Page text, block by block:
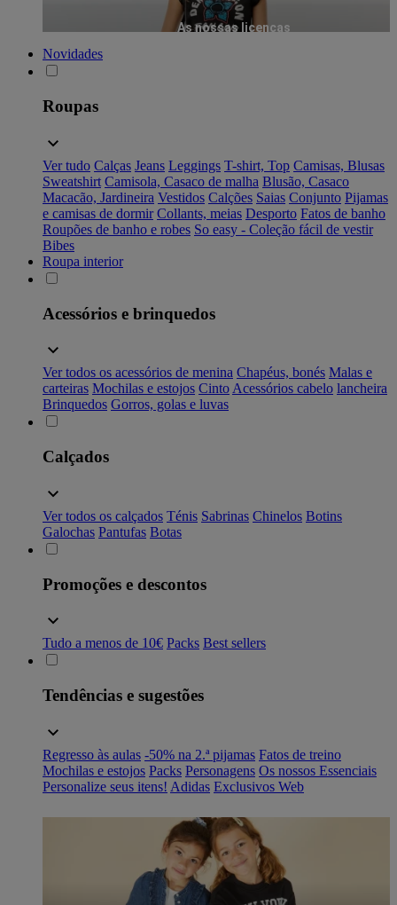
As nossas licenças
Novidades
Roupas
Ver tudo Calças Jeans Leggings T-shirt, Top Camisas, Blusas
Sweatshirt Camisola, Casaco de malha Blusão, Casaco
Macacão, Jardineira Vestidos Calções Saias Conjunto Pijamas
e camisas de dormir Collants, meias Desporto Fatos de banho
Roupões de banho e robes So easy - Coleção fácil de vestir
Bibes
Roupa interior
Acessórios e brinquedos
Ver todos os acessórios de menina Chapéus, bonés Malas e
carteiras Mochilas e estojos Cinto Acessórios cabelo lancheira
Brinquedos Gorros, golas e luvas
Calçados
Ver todos os calçados Ténis Sabrinas Chinelos Botins
Galochas Pantufas Botas
Promoções e descontos
Tudo a menos de 10€ Packs Best sellers
Tendências e sugestões
Regresso às aulas -50% na 2.ª pijamas Fatos de treino
Mochilas e estojos Packs Personagens Os nossos Essenciais
Personalize seus itens! Adidas Exclusivos Web